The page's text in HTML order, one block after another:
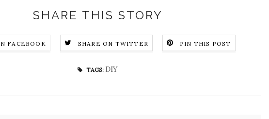
SHARE THIS STORY
FACEBOOK SHARE ON TWITTER PIN THIS POST
TAGS: DIY